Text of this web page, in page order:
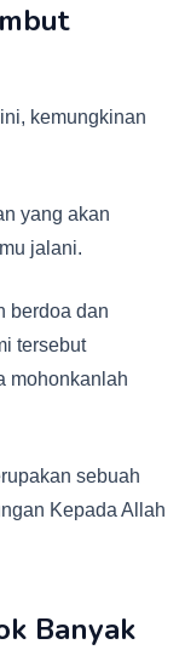
kemungkinan
yang akan
jalani.
berdoa dan
tersebut
mohonkanlah
sebuah
Kepada Allah
Banyak